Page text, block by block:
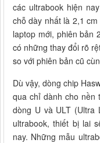
các ultrabook hiện
chỗ dày nhất là 2,1
laptop mới, phiên bản
có những thay đổi rõ
so với phiên bản cũ
Dù vậy, dòng chip
qua chỉ dành cho nền
dòng U và ULT (Ultra
ultrabook, thiết bị lai
nay. Những mẫu